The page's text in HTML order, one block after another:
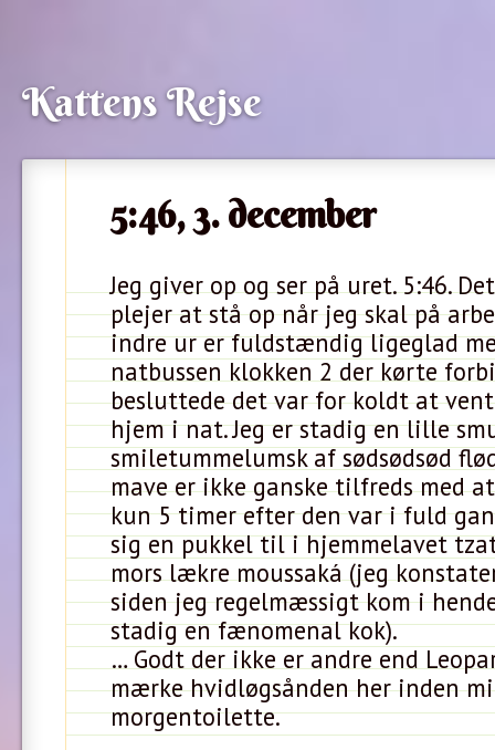
Kattens Rejse
5:46, 3. december
Jeg giver op og ser på uret. 5:46.
plejer at stå op når jeg skal på
indre ur er fuldstændig ligeglad
natbussen klokken 2 der kørte
besluttede det var for koldt at
hjem i nat. Jeg er stadig en lille
smiletummelumsk af sødsødsød
mave er ikke ganske tilfreds med
kun 5 timer efter den var i fuld
sig en pukkel til i hjemmelavet
mors lækre moussaká (jeg
siden jeg regelmæssigt kom i
stadig en fænomenal kok).
… Godt der ikke er andre end
mærke hvidløgsånden her inden
morgentoilette.